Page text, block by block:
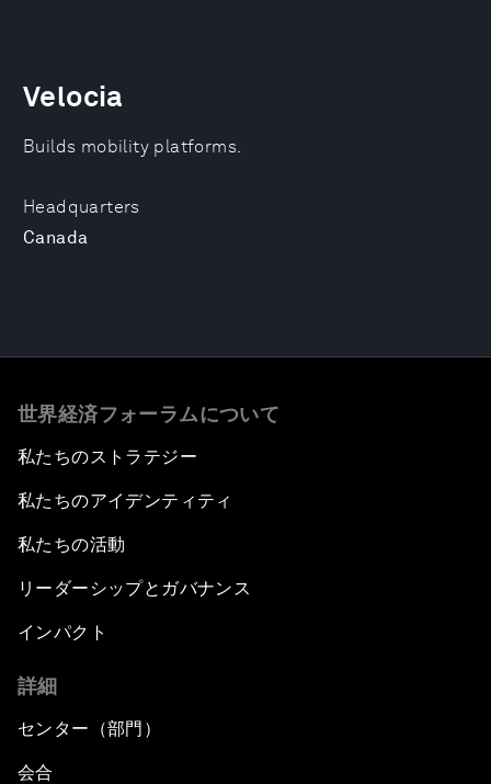
Headquarters
Canada
Velocia
Builds mobility platforms.
世界経済フォーラムについて
私たちのストラテジー
私たちのアイデンティティ
私たちの活動
リーダーシップとガバナンス
インパクト
詳細
センター（部門）
会合